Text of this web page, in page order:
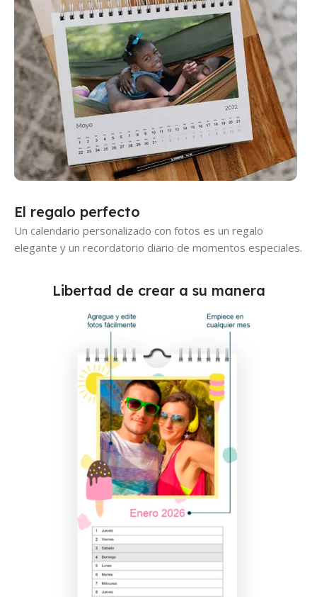
El regalo perfecto
Un calendario personalizado con fotos es un regalo
elegante y un recordatorio diario de momentos especiales.
Libertad de crear a su manera